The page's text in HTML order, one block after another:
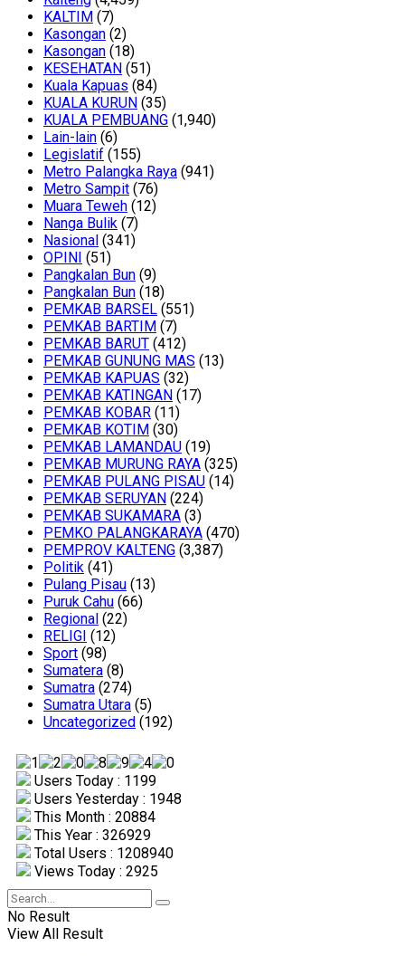
KALTIM (7)
Kasongan (2)
Kasongan (18)
KESEHATAN (51)
Kuala Kapuas (84)
KUALA KURUN (35)
KUALA PEMBUANG (1,940)
Lain-lain (6)
Legislatif (155)
Metro Palangka Raya (941)
Metro Sampit (76)
Muara Teweh (12)
Nanga Bulik (7)
Nasional (341)
OPINI (51)
Pangkalan Bun (9)
Pangkalan Bun (18)
PEMKAB BARSEL (551)
PEMKAB BARTIM (7)
PEMKAB BARUT (412)
PEMKAB GUNUNG MAS (13)
PEMKAB KAPUAS (32)
PEMKAB KATINGAN (17)
PEMKAB KOBAR (11)
PEMKAB KOTIM (30)
PEMKAB LAMANDAU (19)
PEMKAB MURUNG RAYA (325)
PEMKAB PULANG PISAU (14)
PEMKAB SERUYAN (224)
PEMKAB SUKAMARA (3)
PEMKO PALANGKARAYA (470)
PEMPROV KALTENG (3,387)
Politik (41)
Pulang Pisau (13)
Puruk Cahu (66)
Regional (22)
RELIGI (12)
Sport (98)
Sumatera (8)
Sumatra (274)
Sumatra Utara (5)
Uncategorized (192)
Users Today : 1199
Users Yesterday : 1948
This Month : 20884
This Year : 326929
Total Users : 1208940
Views Today : 2925
No Result
View All Result